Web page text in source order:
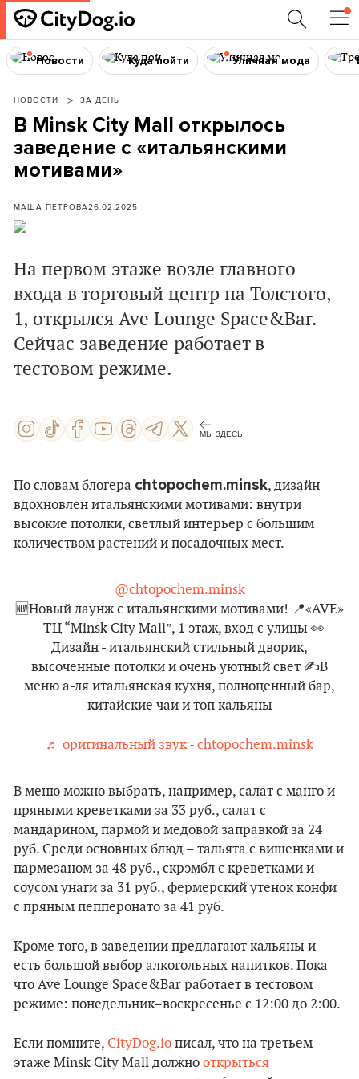
Новости Куда пойти Уличная мода
НОВОСТИ ЗА ДЕНЬ
В Minsk City Mall открылось
заведение с «итальянскими
мотивами»
МАША ПЕТРОВА26.02.2025
На первом этаже возле главного
входа в торговый центр на Толстого,
1, открылся Ave Lounge Space&Bar.
Сейчас заведение работает в
тестовом режиме.
МЫ ЗДЕСЬ
По словам блогера chtopochem.minsk, дизайн
вдохновлен итальянскими мотивами: внутри
высокие потолки, светлый интерьер с большим
количеством растений и посадочных мест.
@chtopochem.minsk
🆕Новый лаунж с итальянскими мотивами! 📍«AVE»
- ТЦ “Minsk City Mall”, 1 этаж, вход с улицы 👀
Дизайн - итальянский стильный дворик,
высоченные потолки и очень уютный свет ✍️В
меню а-ля итальянская кухня, полноценный бар,
китайские чаи и топ кальяны
♬ оригинальный звук - chtopochem.minsk
В меню можно выбрать, например, салат с манго и
пряными креветками за 33 руб., салат с
мандарином, пармой и медовой заправкой за 24
руб. Среди основных блюд – тальята с вишенками и
пармезаном за 48 руб., скрэмбл с креветками и
соусом унаги за 31 руб., фермерский утенок конфи
с пряным пепперонато за 41 руб.
Кроме того, в заведении предлагают кальяны и
есть большой выбор алкогольных напитков. Пока
что Ave Lounge Space&Bar работает в тестовом
режиме: понедельник–воскресенье с 12:00 до 2:00.
Если помните, CityDog.io писал, что на третьем
этаже Minsk City Mall должно открыться